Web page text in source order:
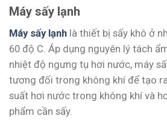
Máy sấy lạnh
Máy sấy lạnh là thiết bị sấy khô ở
60 độ C. Áp dụng nguyên lý tách
nhiệt độ ngưng tụ hơi nước, máy
tương đối trong không khí để tạo
suất hơi nước trong không khí và
phẩm cần sấy.